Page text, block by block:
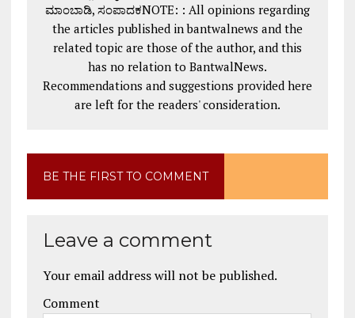
ಮಾಂಬಾಡಿ, ಸಂಪಾದಕNOTE: : All opinions regarding
the articles published in bantwalnews and the
related topic are those of the author, and this
has no relation to BantwalNews.
Recommendations and suggestions provided here
are left for the readers' consideration.
BE THE FIRST TO COMMENT
Leave a comment
Your email address will not be published.
Comment